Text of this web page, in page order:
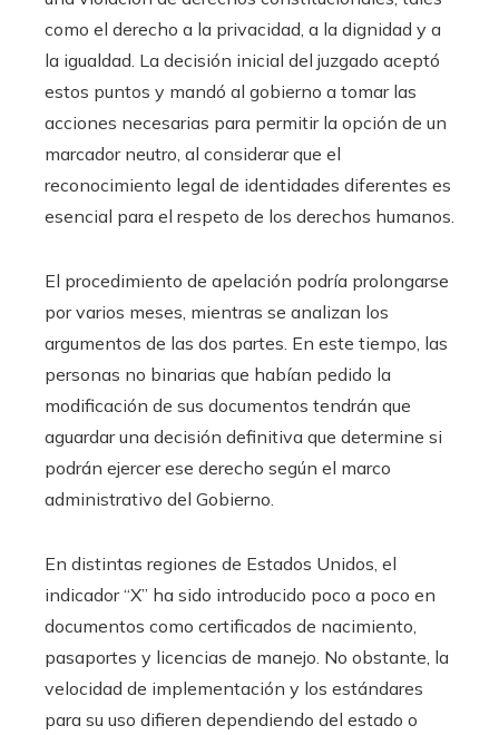
como el derecho a la privacidad, a la dignidad y a
la igualdad. La decisión inicial del juzgado aceptó
estos puntos y mandó al gobierno a tomar las
acciones necesarias para permitir la opción de un
marcador neutro, al considerar que el
reconocimiento legal de identidades diferentes es
esencial para el respeto de los derechos humanos.
El procedimiento de apelación podría prolongarse
por varios meses, mientras se analizan los
argumentos de las dos partes. En este tiempo, las
personas no binarias que habían pedido la
modificación de sus documentos tendrán que
aguardar una decisión definitiva que determine si
podrán ejercer ese derecho según el marco
administrativo del Gobierno.
En distintas regiones de Estados Unidos, el
indicador “X” ha sido introducido poco a poco en
documentos como certificados de nacimiento,
pasaportes y licencias de manejo. No obstante, la
velocidad de implementación y los estándares
para su uso difieren dependiendo del estado o